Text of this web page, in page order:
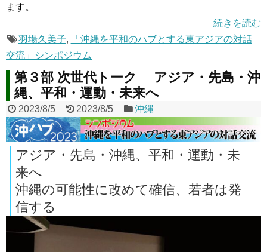
ます。
続きを読む
羽場久美子,
「沖縄を平和のハブとする東アジアの対話
交流」シンポジウム
第３部 次世代トーク アジア・先島・沖
縄、平和・運動・未来へ
2023/8/5 2023/8/5 沖縄
アジア・先島・沖縄、平和・運動・未
来へ
沖縄の可能性に改めて確信、若者は発
信する